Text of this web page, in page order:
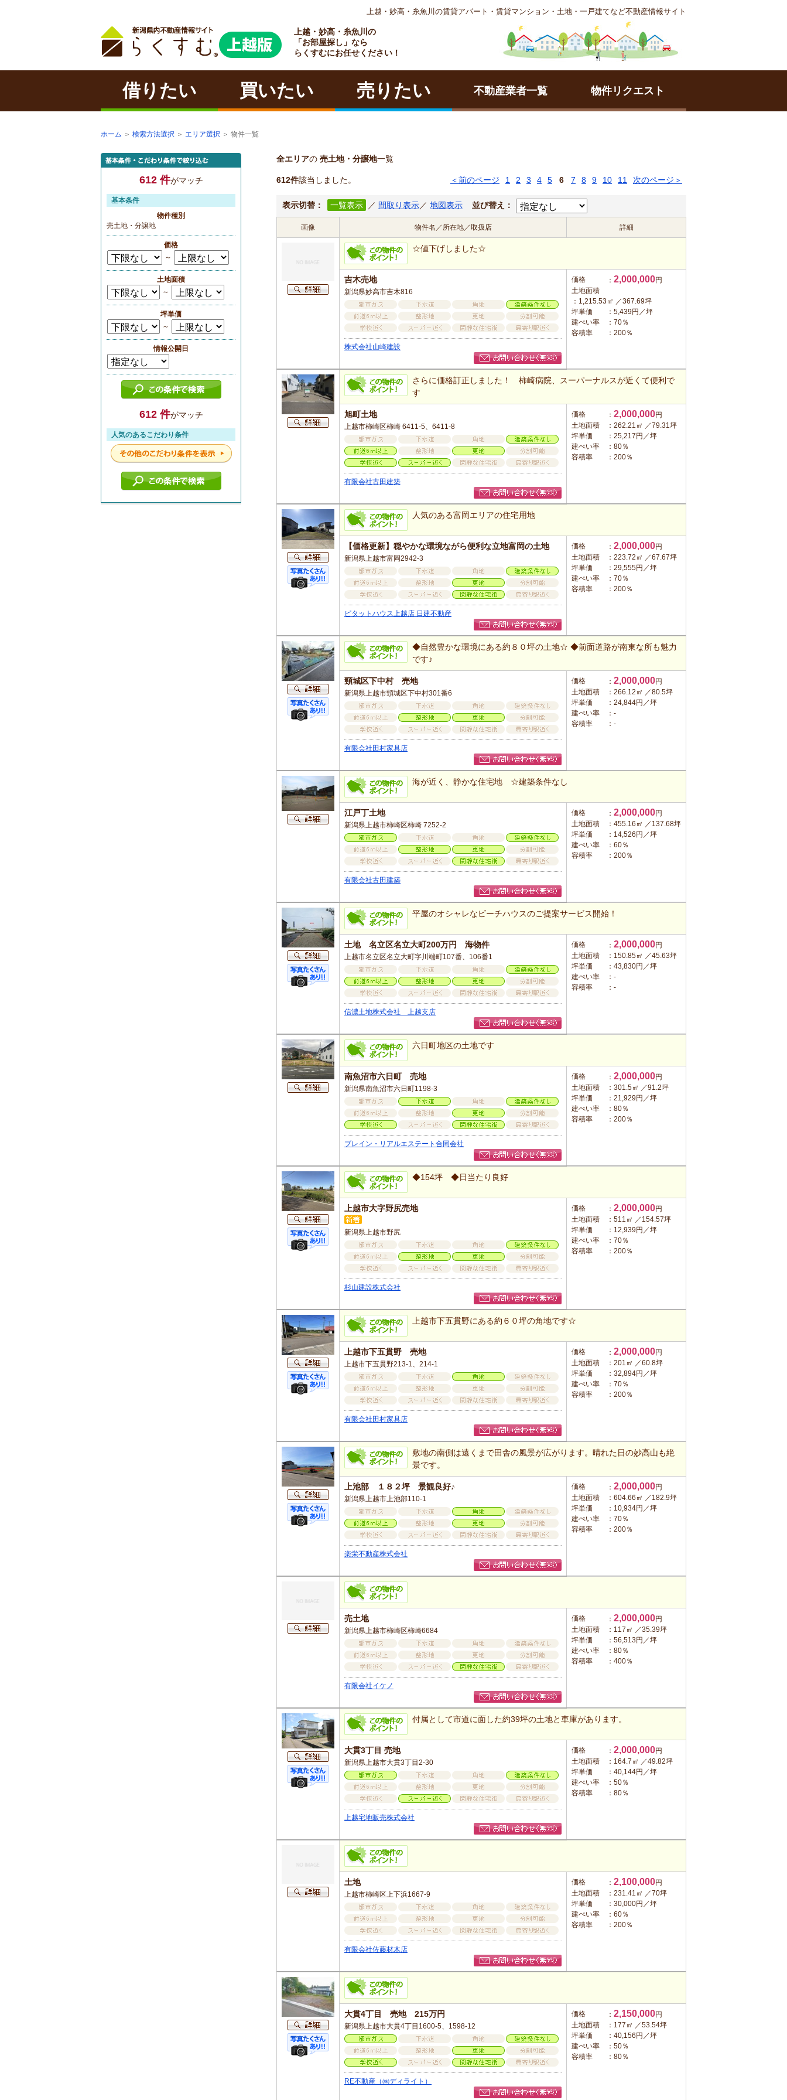
上越・妙高・糸魚川の賃貸アパート・賃貸マンション・土地・一戸建てなど不動産情報サイト
ラクチン
上越・妙高・糸魚川の
「お部屋探し」なら
らくすむにお任せください！
借りたい 買いたい 売りたい 不動産業者一覧 物件リクエスト
ホーム ＞ 検索方法選択 ＞ エリア選択 ＞ 物件一覧
全エリアの 売土地・分譲地一覧
612件該当しました。 ＜前のページ 1 2 3 4 5 6 7 8 9 10 11 次のページ＞
表示切替： 一覧表示 ／ 間取り表示／ 地図表示 並び替え：
画像 物件名／所在地／取扱店 詳細
☆値下げしました☆
吉木売地
新潟県妙高市吉木816
株式会社山崎建設
価格 ： 2,000,000円
土地面積
：1,215.53㎡ ／367.69坪
坪単価
：5,439円／坪
建ぺい率
：70％
容積率
：200％
さらに価格訂正しました！ 柿崎病院、スーパーナルスが近くて便利で
す
旭町土地
上越市柿崎区柿崎 6411-5、6411-8
有限会社古田建築
価格 ： 2,000,000円
土地面積
：262.21㎡ ／79.31坪
坪単価
：25,217円／坪
建ぺい率
：80％
容積率
：200％
人気のある富岡エリアの住宅用地
【価格更新】穏やかな環境ながら便利な立地富岡の土地
新潟県上越市富岡2942-3
ピタットハウス上越店 日建不動産
価格 ： 2,000,000円
土地面積
：223.72㎡ ／67.67坪
坪単価
：29,555円／坪
建ぺい率
：70％
容積率
：200％
◆自然豊かな環境にある約８０坪の土地☆ ◆前面道路が南東な所も魅力
です♪
頸城区下中村 売地
新潟県上越市頸城区下中村301番6
有限会社田村家具店
価格 ： 2,000,000円
土地面積
：266.12㎡ ／80.5坪
坪単価
：24,844円／坪
建ぺい率
：-
容積率
：-
海が近く、静かな住宅地 ☆建築条件なし
江戸丁土地
新潟県上越市柿崎区柿崎 7252-2
有限会社古田建築
価格 ： 2,000,000円
土地面積
：455.16㎡ ／137.68坪
坪単価
：14,526円／坪
建ぺい率
：60％
容積率
：200％
平屋のオシャレなビーチハウスのご提案サービス開始！
土地 名立区名立大町200万円 海物件
上越市名立区名立大町字川端町107番、106番1
信濃土地株式会社 上越支店
価格 ： 2,000,000円
土地面積
：150.85㎡ ／45.63坪
坪単価
：43,830円／坪
建ぺい率
：-
容積率
：-
六日町地区の土地です
南魚沼市六日町 売地
新潟県南魚沼市六日町1198-3
ブレイン・リアルエステート合同会社
価格 ： 2,000,000円
土地面積
：301.5㎡ ／91.2坪
坪単価
：21,929円／坪
建ぺい率
：80％
容積率
：200％
◆154坪 ◆日当たり良好
上越市大字野尻売地
新潟県上越市野尻
杉山建設株式会社
価格 ： 2,000,000円
土地面積
：511㎡ ／154.57坪
坪単価
：12,939円／坪
建ぺい率
：70％
容積率
：200％
上越市下五貫野にある約６０坪の角地です☆
上越市下五貫野 売地
上越市下五貫野213-1、214-1
有限会社田村家具店
価格 ： 2,000,000円
土地面積
：201㎡ ／60.8坪
坪単価
：32,894円／坪
建ぺい率
：70％
容積率
：200％
敷地の南側は遠くまで田舎の風景が広がります。晴れた日の妙高山も絶
景です。
上池部 １８２坪 景観良好♪
新潟県上越市上池部110-1
楽栄不動産株式会社
価格 ： 2,000,000円
土地面積
：604.66㎡ ／182.9坪
坪単価
：10,934円／坪
建ぺい率
：70％
容積率
：200％
売土地
新潟県上越市柿崎区柿崎6684
有限会社イケノ
価格 ： 2,000,000円
土地面積
：117㎡ ／35.39坪
坪単価
：56,513円／坪
建ぺい率
：80％
容積率
：400％
付属として市道に面した約39坪の土地と車庫があります。
大貫3丁目 売地
新潟県上越市大貫3丁目2-30
上越宅地販売株式会社
価格 ： 2,000,000円
土地面積
：164.7㎡ ／49.82坪
坪単価
：40,144円／坪
建ぺい率
：50％
容積率
：80％
土地
上越市柿崎区上下浜1667-9
有限会社佐藤材木店
価格 ： 2,100,000円
土地面積
：231.41㎡ ／70坪
坪単価
：30,000円／坪
建ぺい率
：60％
容積率
：200％
大貫4丁目 売地 215万円
新潟県上越市大貫4丁目1600-5、1598-12
RE不動産（㈱ディライト）
価格 ： 2,150,000円
土地面積
：177㎡ ／53.54坪
坪単価
：40,156円／坪
建ぺい率
：50％
容積率
：80％
612 件がマッチ
基本条件
物件種別
売土地・分譲地
価格
～
土地面積
～
坪単価
～
情報公開日
612 件がマッチ
人気のあるこだわり条件